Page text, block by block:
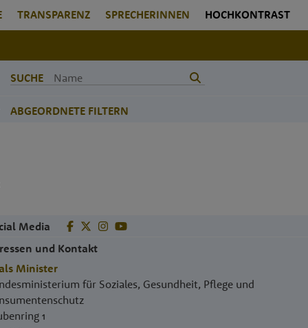
TRANSPARENZ SPRECHERINNEN HOCHKONTRAST
SUCHE
ABGEORDNETE FILTERN
Media
und Kontakt
Minister
für Soziales, Gesundheit, Pflege und
1